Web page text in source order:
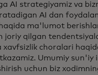
AI strategiyamiz va
AI dan
ma'lumot
joriy qilgan
xavfsizlik choralari
Umumiy sun'iy
uchun biz